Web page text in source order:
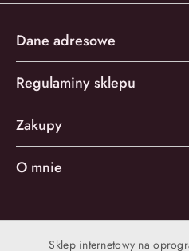
Dane adresowe
Regulaminy sklepu
Zakupy
O mnie
Sklep internetowy na